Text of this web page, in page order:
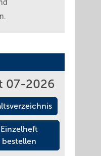
07-2026
Einzelheft
bestellen